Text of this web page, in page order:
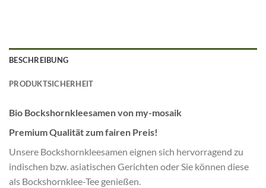
BESCHREIBUNG
PRODUKTSICHERHEIT
Bio Bockshornkleesamen von my-mosaik
Premium Qualität zum fairen Preis!
Unsere Bockshornkleesamen eignen sich hervorragend zu
indischen bzw. asiatischen Gerichten oder Sie können diese
als Bockshornklee-Tee genießen.